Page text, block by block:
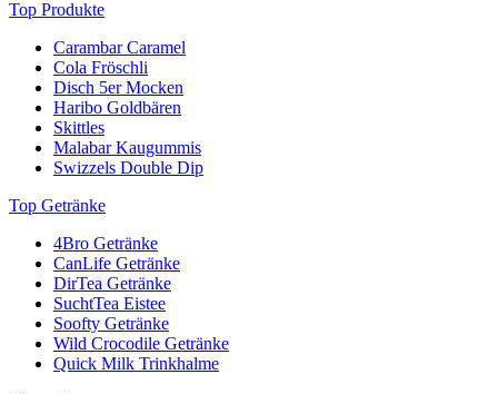
Top Produkte
Carambar Caramel
Cola Fröschli
Disch 5er Mocken
Haribo Goldbären
Skittles
Malabar Kaugummis
Swizzels Double Dip
Top Getränke
4Bro Getränke
CanLife Getränke
DirTea Getränke
SuchtTea Eistee
Soofty Getränke
Wild Crocodile Getränke
Quick Milk Trinkhalme